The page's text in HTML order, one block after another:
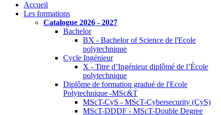
Accueil
Les formations
Catalogue 2026 - 2027
Bachelor
BX - Bachelor of Science de l'Ecole
polytechnique
Cycle Ingénieur
X - Titre d’Ingénieur diplômé de l’École
polytechnique
Diplôme de formation gradué de l'Ecole
Polytechnique -MSc&T
MScT-CyS - MScT-Cybersecurity (CyS)
MScT-DDDF - MScT-Double Degree